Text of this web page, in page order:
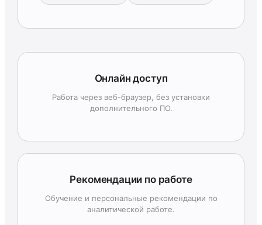
Онлайн доступ
Работа через веб-браузер, без установки
дополнительного ПО.
Рекомендации по работе
Обучение и персональные рекомендации по
аналитической работе.